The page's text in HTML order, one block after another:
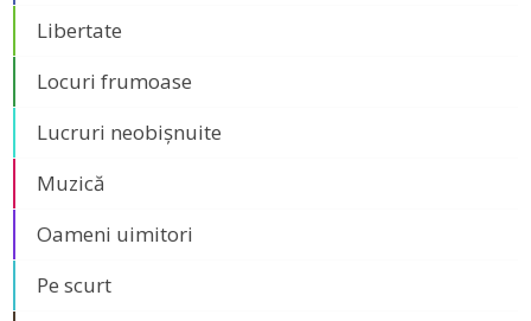
Libertate
Locuri frumoase
Lucruri neobișnuite
Muzică
Oameni uimitori
Pe scurt